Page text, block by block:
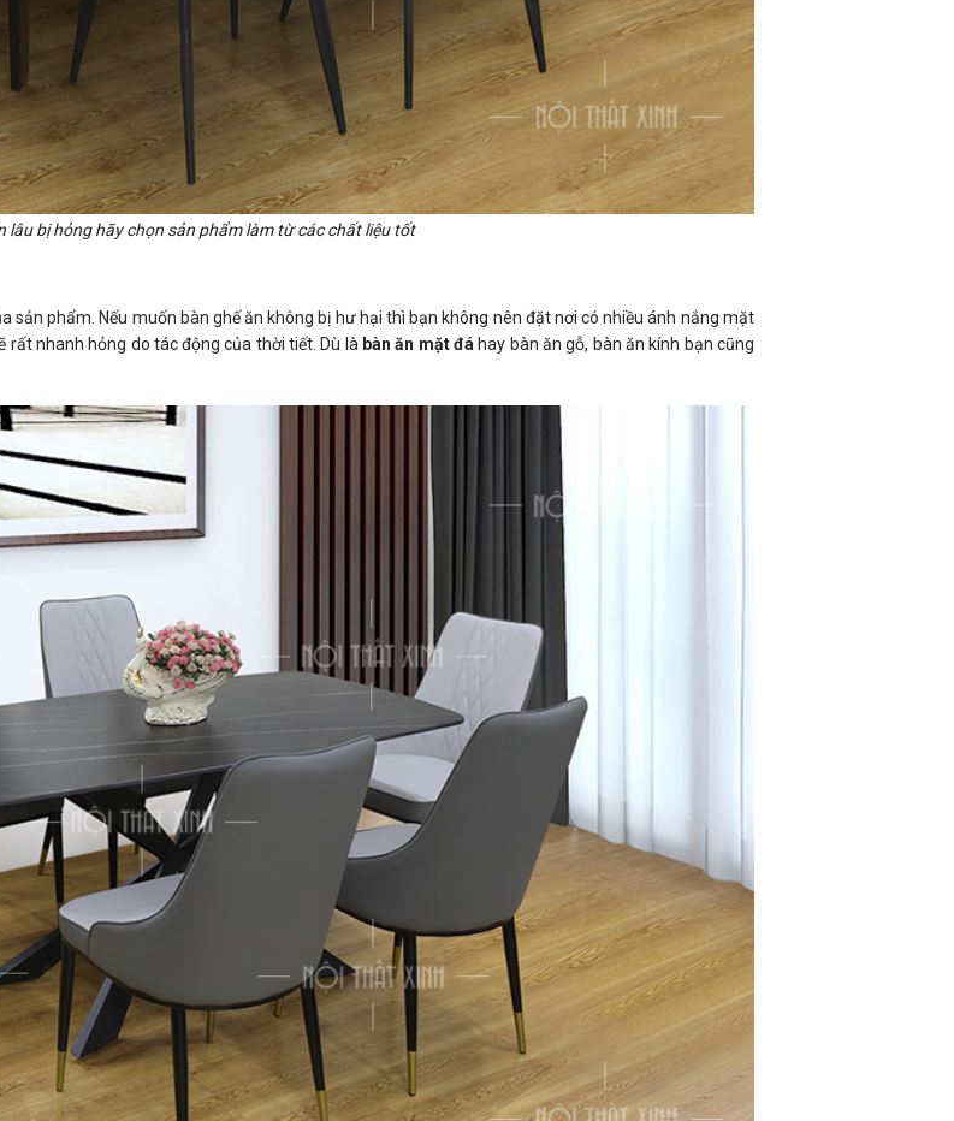
lâu bị hỏng hãy chọn sản phẩm làm từ các chất liệu tốt
sản phẩm. Nếu muốn bàn ghế ăn không bị hư hại thì bạn không nên đặt nơi có nhiều ánh nắng mặt
rất nhanh hỏng do tác động của thời tiết. Dù là bàn ăn mặt đá hay bàn ăn gỗ, bàn ăn kính bạn cũng